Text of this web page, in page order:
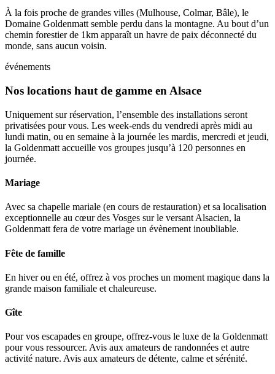
À la fois proche de grandes villes (Mulhouse, Colmar, Bâle), le
Domaine Goldenmatt semble perdu dans la montagne. Au bout d’un
chemin forestier de 1km apparaît un havre de paix déconnecté du
monde, sans aucun voisin.
événements
Nos locations haut de gamme en Alsace
Uniquement sur réservation, l’ensemble des installations seront
privatisées pour vous. Les week-ends du vendredi après midi au
lundi matin, ou en semaine à la journée les mardis, mercredi et jeudi,
la Goldenmatt accueille vos groupes jusqu’à 120 personnes en
journée.
Mariage
Avec sa chapelle mariale (en cours de restauration) et sa localisation
exceptionnelle au cœur des Vosges sur le versant Alsacien, la
Goldenmatt fera de votre mariage un évènement inoubliable.
Fête de famille
En hiver ou en été, offrez à vos proches un moment magique dans la
grande maison familiale et chaleureuse.
Gîte
Pour vos escapades en groupe, offrez-vous le luxe de la Goldenmatt
pour vous ressourcer. Avis aux amateurs de randonnées et autre
activité nature. Avis aux amateurs de détente, calme et sérénité.